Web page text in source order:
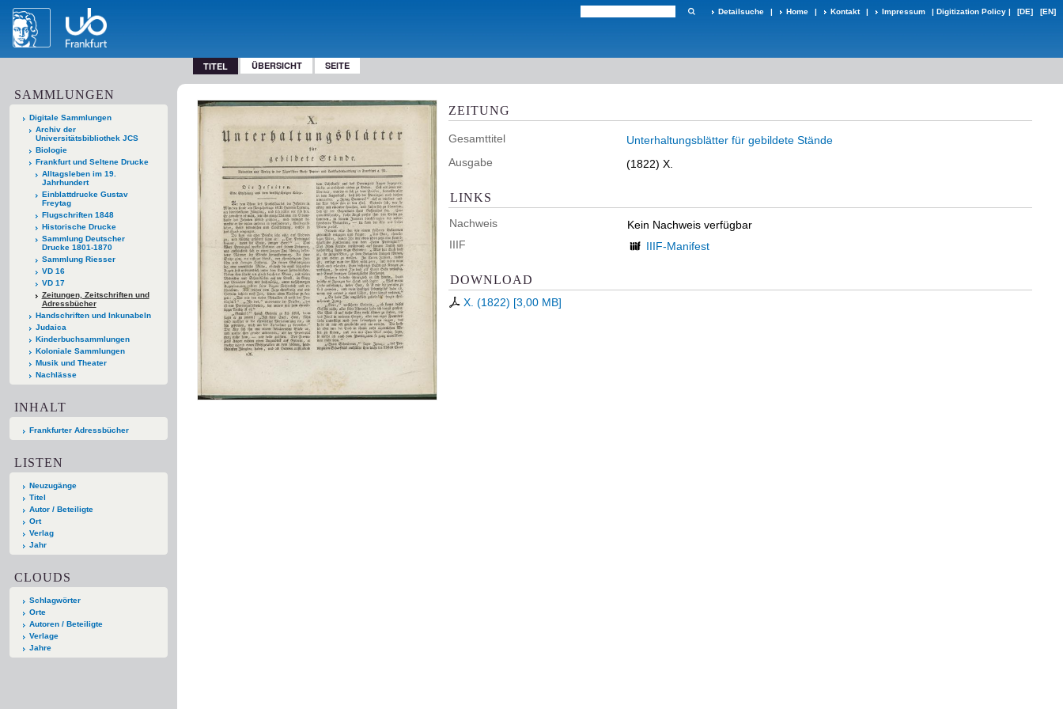
Detailsuche | Home | Kontakt | Impressum | Digitization Policy | [DE] [EN]
TITEL ÜBERSICHT SEITE
SAMMLUNGEN
Digitale Sammlungen
Archiv der
Universitätsbibliothek JCS
Biologie
Frankfurt und Seltene Drucke
Alltagsleben im 19.
Jahrhundert
Einblattdrucke Gustav
Freytag
Flugschriften 1848
Historische Drucke
Sammlung Deutscher
Drucke 1801-1870
Sammlung Riesser
VD 16
VD 17
Zeitungen, Zeitschriften und
Adressbücher
Handschriften und Inkunabeln
Judaica
Kinderbuchsammlungen
Koloniale Sammlungen
Musik und Theater
Nachlässe
INHALT
Frankfurter Adressbücher
LISTEN
Neuzugänge
Titel
Autor / Beteiligte
Ort
Verlag
Jahr
CLOUDS
Schlagwörter
Orte
Autoren / Beteiligte
Verlage
Jahre
ZEITUNG
Gesamttitel
Unterhaltungsblätter für gebildete Stände
Ausgabe
(1822) X.
LINKS
Nachweis
Kein Nachweis verfügbar
IIIF
IIIF-Manifest
DOWNLOAD
X. (1822) [3,00 MB]